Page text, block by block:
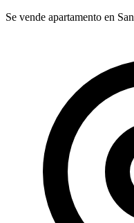
Se vende apartamento en